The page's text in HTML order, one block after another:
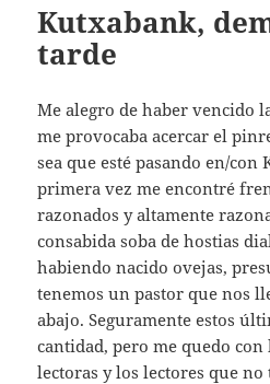
Kutxabank,
tarde
Me alegro de haber vencido
me provocaba acercar el
sea que esté pasando en/con
primera vez me encontré
razonados y altamente
consabida soba de hostias
habiendo nacido ovejas,
tenemos un pastor que nos
abajo. Seguramente estos
cantidad, pero me quedo con
lectoras y los lectores que